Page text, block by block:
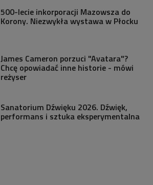
500-lecie inkorporacji Mazowsza do
Korony. Niezwykła wystawa w Płocku
James Cameron porzuci "Avatara"?
Chcę opowiadać inne historie - mówi
reżyser
Sanatorium Dźwięku 2026. Dźwięk,
performans i sztuka eksperymentalna